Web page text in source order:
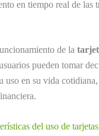
en tiempo real de las
de la
pueden tomar
uso en su vida
del uso de